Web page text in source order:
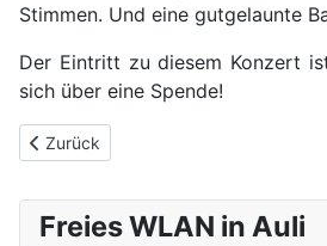
Stimmen. Und eine gutgelaunte
Der Eintritt zu diesem Konzert
sich über eine Spende!
Vorheriger Beitrag: Tolles
Zurück
Freies WLAN in Auli